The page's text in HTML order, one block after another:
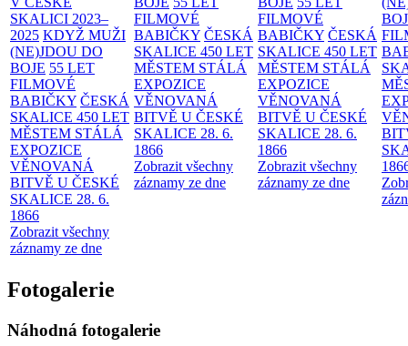
SKALICI 2023–
2025 KDYŽ MUŽI
(NE)JDOU DO
BOJE 55 LET
FILMOVÉ
BABIČKY ČESKÁ
SKALICE 450 LET
MĚSTEM STÁLÁ
EXPOZICE
VĚNOVANÁ
BITVĚ U ČESKÉ
SKALICE 28. 6.
1866
Zobrazit všechny
záznamy ze dne
FILMOVÉ
BABIČKY ČESKÁ
SKALICE 450 LET
MĚSTEM STÁLÁ
EXPOZICE
VĚNOVANÁ
BITVĚ U ČESKÉ
SKALICE 28. 6.
1866
Zobrazit všechny
záznamy ze dne
FILMOVÉ
BABIČKY ČESKÁ
SKALICE 450 LET
MĚSTEM STÁLÁ
EXPOZICE
VĚNOVANÁ
BITVĚ U ČESKÉ
SKALICE 28. 6.
1866
Zobrazit všechny
záznamy ze dne
Fotogalerie
Náhodná fotogalerie